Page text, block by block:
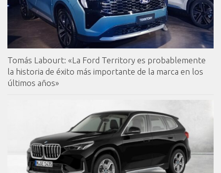
Tomás Labourt: «La Ford Territory es probablemente
la historia de éxito más importante de la marca en los
últimos años»